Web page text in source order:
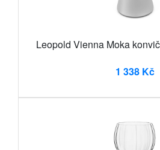
Leopold Vienna Moka
1 338 Kč